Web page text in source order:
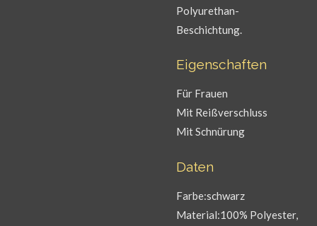
Polyurethan-
Beschichtung.
Eigenschaften
Für Frauen
Mit Reißverschluss
Mit Schnürung
Daten
Farbe:schwarz
Material:100% Polyester,